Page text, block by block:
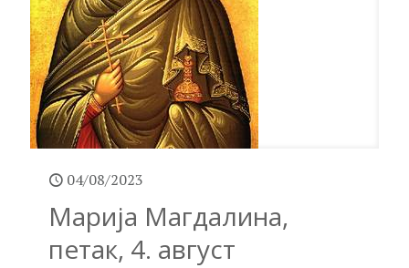
04/08/2023
Марија Магдалина,
петак, 4. август